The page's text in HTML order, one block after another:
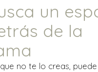
un
de la
no te lo creas,